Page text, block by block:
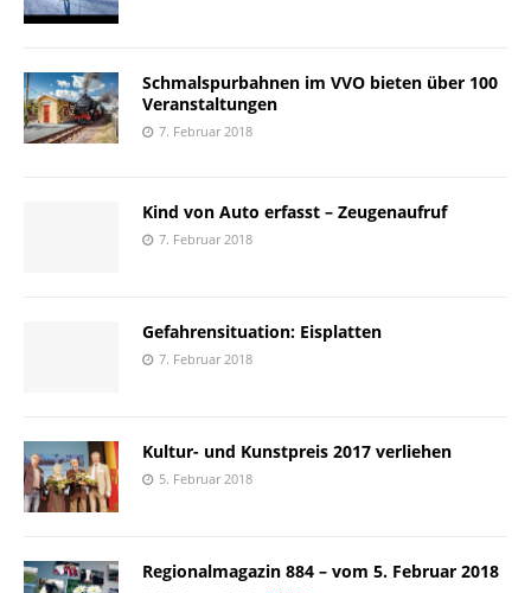
Schmalspurbahnen im VVO bieten über 100
Veranstaltungen
7. Februar 2018
Kind von Auto erfasst – Zeugenaufruf
7. Februar 2018
Gefahrensituation: Eisplatten
7. Februar 2018
Kultur- und Kunstpreis 2017 verliehen
5. Februar 2018
Regionalmagazin 884 – vom 5. Februar 2018